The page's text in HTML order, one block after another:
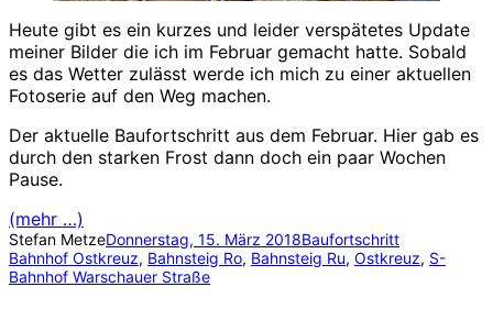
Heute gibt es ein kurzes und leider verspätetes Update
meiner Bilder die ich im Februar gemacht hatte. Sobald
es das Wetter zulässt werde ich mich zu einer aktuellen
Fotoserie auf den Weg machen.
Der aktuelle Baufortschritt aus dem Februar. Hier gab es
durch den starken Frost dann doch ein paar Wochen
Pause.
(mehr …)
Stefan MetzeDonnerstag, 15. März 2018Baufortschritt
Bahnhof Ostkreuz, Bahnsteig Ro, Bahnsteig Ru, Ostkreuz, S-
Bahnhof Warschauer Straße